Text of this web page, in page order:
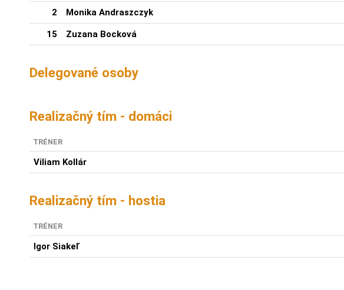
2 Monika Andraszczyk
15 Zuzana Bocková
Delegované osoby
Realizačný tím - domáci
TRÉNER
Viliam Kollár
Realizačný tím - hostia
TRÉNER
Igor Siakeľ